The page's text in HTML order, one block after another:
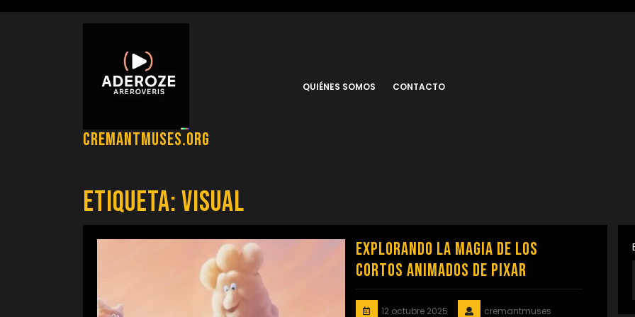
cremantmuses.org
QUIÉNES SOMOS CONTACTO
Etiqueta:visual
Explorando la Magia de los
Cortos Animados de Pixar
12 octubre 2025
cremantmuses